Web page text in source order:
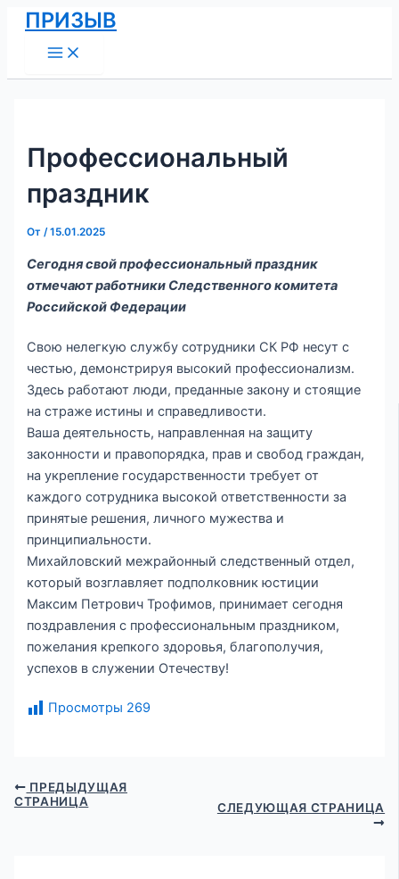
Перейти
содержимому
ПРИЗЫВ
Menu
Профессиональный
праздник
От/15.01.2025
Сегодня свой профессиональный праздник
отмечают работники Следственного комитета
Российской Федерации
Свою нелегкую службу сотрудники СК РФ несут с
честью, демонстрируя высокий профессионализм.
Здесь работают люди, преданные закону и стоящие
на страже истины и справедливости.
Ваша деятельность, направленная на защиту
законности и правопорядка, прав и свобод граждан,
на укрепление государственности требует от
каждого сотрудника высокой ответственности за
принятые решения, личного мужества и
принципиальности.
Михайловский межрайонный следственный отдел,
который возглавляет подполковник юстиции
Максим Петрович Трофимов, принимает сегодня
поздравления с профессиональным праздником,
пожелания крепкого здоровья, благополучия,
успехов в служении Отечеству!
Просмотры 269
Навигация
по
записям
ПРЕДЫДУЩАЯ
СТРАНИЦА
СЛЕДУЮЩАЯ СТРАНИЦА